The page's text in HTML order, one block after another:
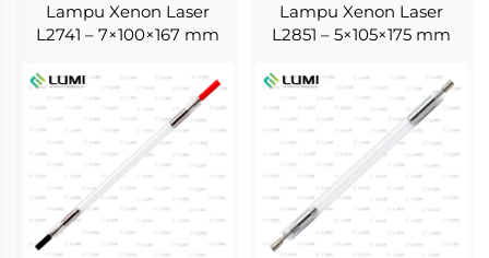
Lampu Xenon Laser
L2741 – 7×100×167 mm
Lampu Xenon Laser
L2851 – 5×105×175 mm